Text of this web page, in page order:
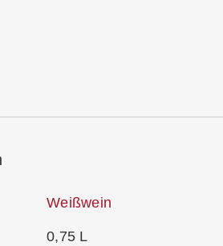
Weißwein
0,75 L